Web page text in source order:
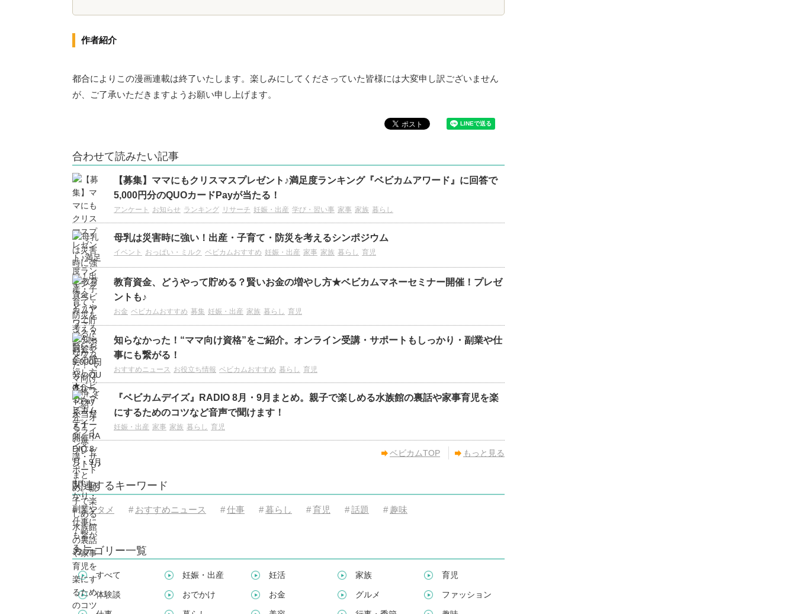
作者紹介
都合によりこの漫画連載は終了いたします。楽しみにしてくださっていた皆様には大変申し訳ございません
が、ご了承いただきますようお願い申し上げます。
合わせて読みたい記事
【募集】ママにもクリスマスプレゼント♪満足度ランキング『ベビカムアワード』に回答で
5,000円分のQUOカードPayが当たる！
アンケート お知らせ ランキング リサーチ 妊娠・出産 学び・習い事 家事 家族 暮らし
母乳は災害時に強い！出産・子育て・防災を考えるシンポジウム
イベント おっぱい・ミルク ベビカムおすすめ 妊娠・出産 家事 家族 暮らし 育児
教育資金、どうやって貯める？賢いお金の増やし方★ベビカムマネーセミナー開催！プレゼ
ントも♪
お金 ベビカムおすすめ 募集 妊娠・出産 家族 暮らし 育児
知らなかった！“ママ向け資格”をご紹介。オンライン受講・サポートもしっかり・副業や仕
事にも繋がる！
おすすめニュース お役立ち情報 ベビカムおすすめ 暮らし 育児
『ベビカムデイズ』RADIO 8月・9月まとめ。親子で楽しめる水族館の裏話や家事育児を楽
にするためのコツなど音声で聞けます！
妊娠・出産 家事 家族 暮らし 育児
ベビカムTOP もっと見る
関連するキーワード
#エンタメ # おすすめニュース #仕事 #暮らし #育児 #話題 # 趣味
カテゴリー一覧
すべて 妊娠・出産 妊活 家族 育児
体験談 おでかけ お金 グルメ ファッション